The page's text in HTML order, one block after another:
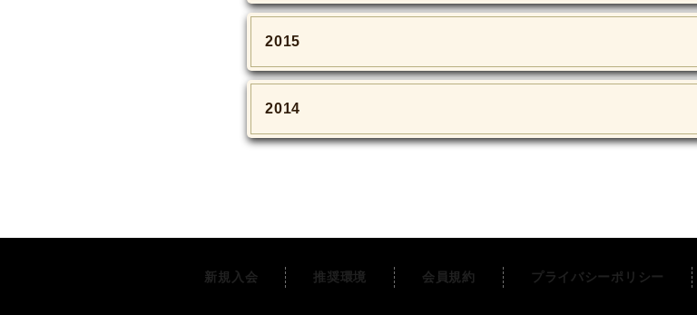
2015
2014
新規入会 推奨環境 会員規約 プライバシーポリシー